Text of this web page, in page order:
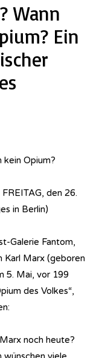
Wann
Ein
kein Opium?
den 26.
in Berlin)
Galerie Fantom,
Karl Marx (geboren
5. Mai, vor 199
des Volkes“,
noch heute?